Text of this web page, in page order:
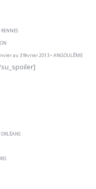
au 3 février 2013 • ANGOULÊME